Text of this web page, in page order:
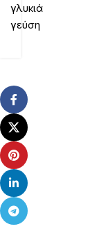
γλυκιά
γεύση